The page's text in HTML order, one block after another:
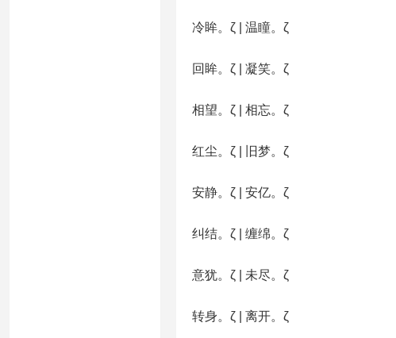
冷眸。ζ | 温瞳。ζ
回眸。ζ | 凝笑。ζ
相望。ζ | 相忘。ζ
红尘。ζ | 旧梦。ζ
安静。ζ | 安亿。ζ
纠结。ζ | 缠绵。ζ
意犹。ζ | 未尽。ζ
转身。ζ | 离开。ζ